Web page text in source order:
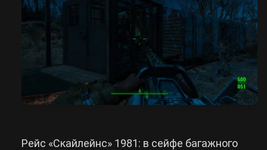
Рейс «Скайлейнс» 1981: в сейфе багажного